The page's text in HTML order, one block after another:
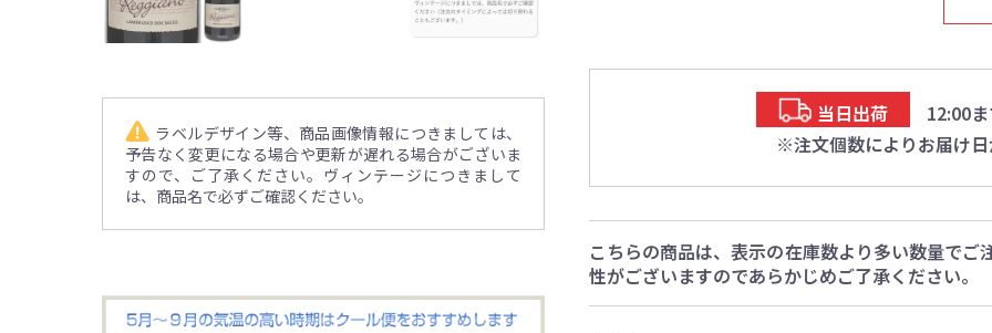
ラベルデザイン等、商品画像情報につきましては、
予告なく変更になる場合や更新が遅れる場合がございま
すので、ご了承ください。ヴィンテージにつきまして
は、商品名で必ずご確認ください。
当日出荷
12:00
※注文個数によりお届け
こちらの商品は、表示の在庫数より多い数量で
性がございますのであらかじめご了承ください。